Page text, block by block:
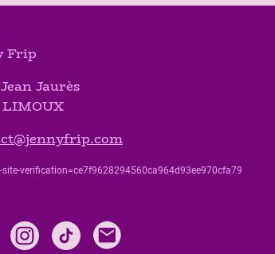
Frip
Jaurès
LIMOUX
site-verification=ce7f9628294560ca964d93ee970cfa79